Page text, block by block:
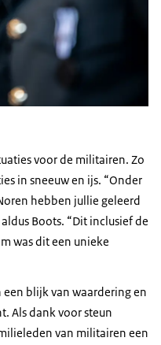
voor de militairen. Zo
in sneeuw en ijs. “Onder
hebben jullie geleerd
Boots. “Dit inclusief de
was dit een unieke
blijk van waardering en
Als dank voor steun
van militairen een